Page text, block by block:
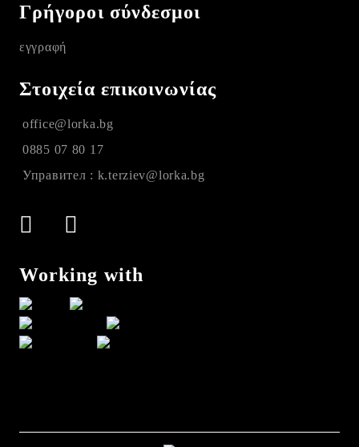
Γρήγοροι σύνδεσμοι
εγγραφή
Στοιχεία επικοινωνίας
office@lorka.bg
0885 07 80 17
Управител : k.terziev@lorka.bg
Working with